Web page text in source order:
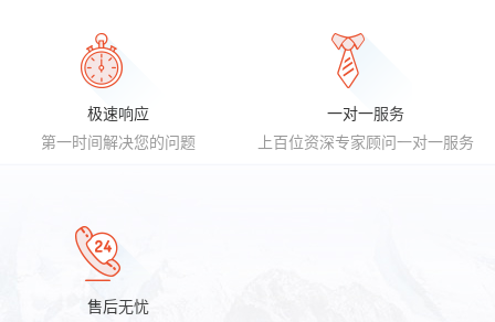
极速响应
第一时间解决您的问题
一对一服务
上百位资深专家顾问一对一服务
售后无忧